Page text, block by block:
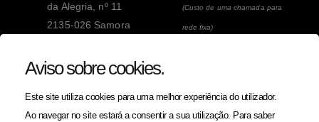
da Alegria, nº 11
2135-026 Samora
263 650 394
rede fixa)
(Custo de uma chamada para
rede fixa)
Política da Privacidade
Aviso sobre cookies.
Este site utiliza cookies para uma melhor experiência do utilizador.
Ao navegar no site estará a consentir a sua utilização. Para saber